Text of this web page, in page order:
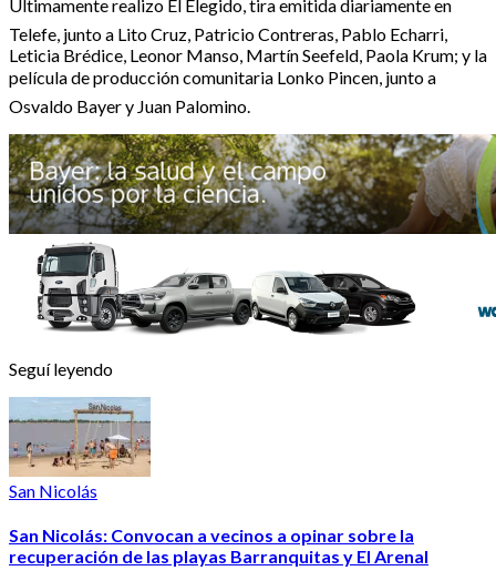
Ultimamente realizo El Elegido, tira emitida diariamente en
Telefe, junto a Lito Cruz, Patricio Contreras, Pablo Echarri,
Leticia Brédice, Leonor Manso, Martín Seefeld, Paola Krum; y la
película de producción comunitaria Lonko Pincen, junto a
Osvaldo Bayer y Juan Palomino.
Seguí leyendo
San Nicolás
San Nicolás: Convocan a vecinos a opinar sobre la
recuperación de las playas Barranquitas y El Arenal